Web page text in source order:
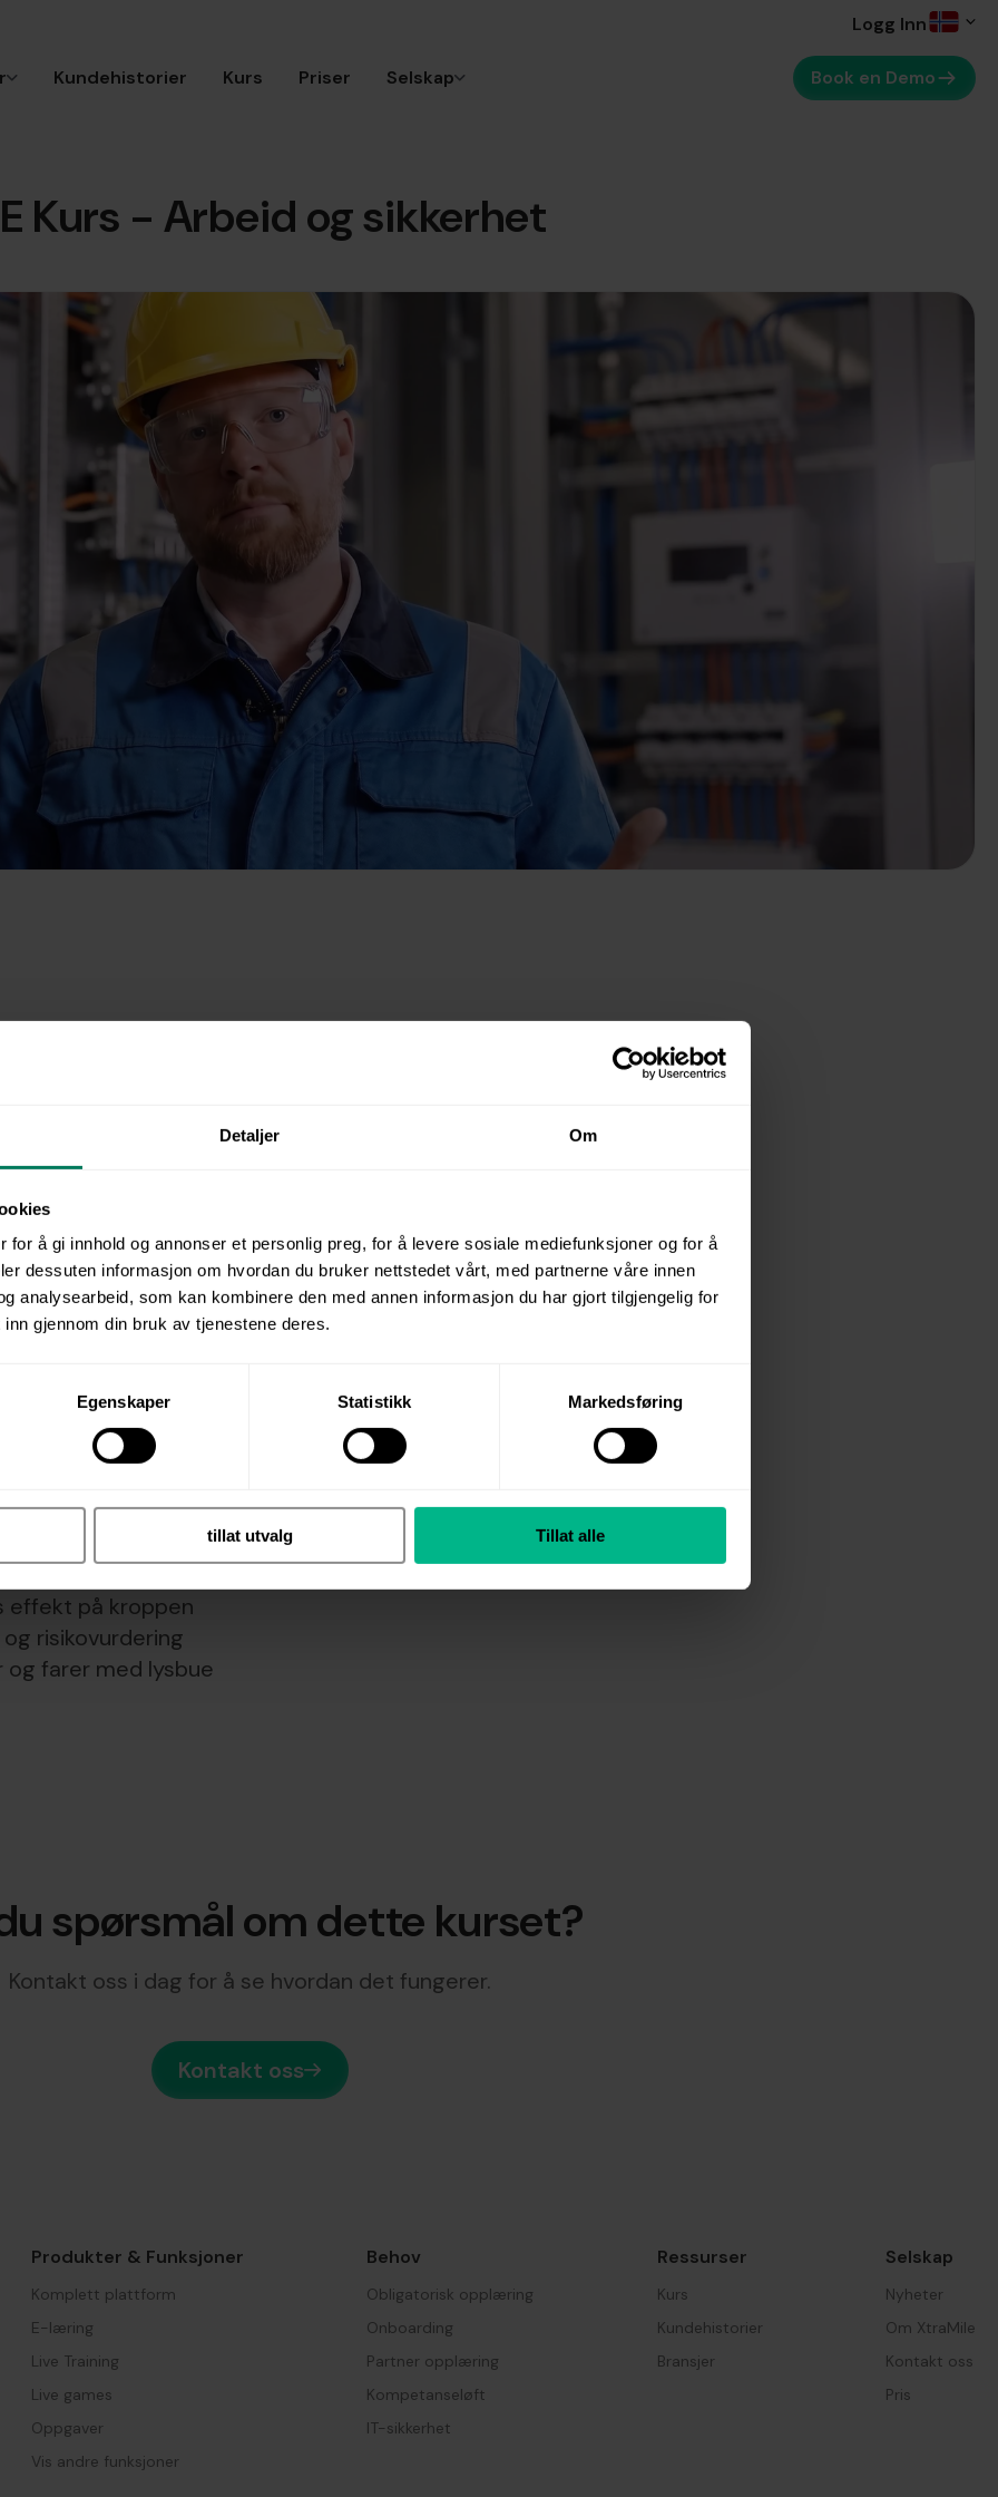
Detaljer Om
for å gi innhold og annonser et personlig preg, for å levere sosiale mediefunksjoner og for å
dessuten informasjon om hvordan du bruker nettstedet vårt, med partnerne våre innen
analysearbeid, som kan kombinere den med annen informasjon du har gjort tilgjengelig for
gjennom din bruk av tjenestene deres.
Egenskaper Statistikk Markedsføring
tillat utvalg Tillat alle
Logg Inn
Kundehistorier Kurs Priser Selskap Book en Demo
Kurs - Arbeid og sikkerhet
gjeldende lover og forskrifter. Du får en grundig innføring i
inkludert eltilsynsloven, og lærer forskjellen
og forskrifter som gjelder for arbeid med elektrisitet.
forståelse for risiko knyttet til elektrisk
på kroppen og bruk av måleinstrumenter. Du blir også
FSEarbeidsmetodene og hvilke sikkerhetstiltak som kreves
leksjoner i kurset
kurset og viktigheten av sikkerhet
i elektriske anlegg
effekt på kroppen
risikovurdering
og farer med lysbue
spørsmål om dette kurset?
Kontakt oss i dag for å se hvordan det fungerer.
Kontakt oss
Produkter & Funksjoner
Komplett plattform
E-læring
Live Training
Live games
Oppgaver
Vis andre funksjoner
Behov
Obligatorisk opplæring
Onboarding
Partner opplæring
Kompetanseløft
IT-sikkerhet
Ressurser
Kurs
Kundehistorier
Bransjer
Selskap
Nyheter
Om XtraMile
Kontakt oss
Pris